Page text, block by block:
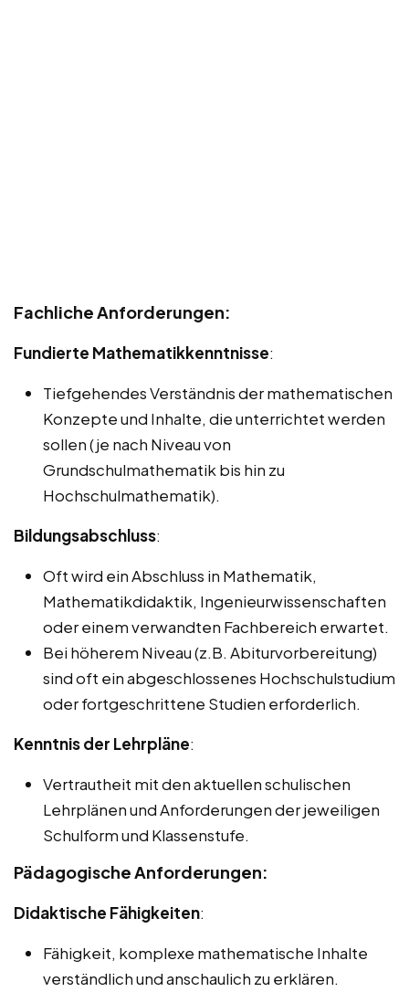
Fachliche Anforderungen:
Fundierte Mathematikkenntnisse:
Tiefgehendes Verständnis der mathematischen
Konzepte und Inhalte, die unterrichtet werden
sollen (je nach Niveau von
Grundschulmathematik bis hin zu
Hochschulmathematik).
Bildungsabschluss:
Oft wird ein Abschluss in Mathematik,
Mathematikdidaktik, Ingenieurwissenschaften
oder einem verwandten Fachbereich erwartet.
Bei höherem Niveau (z.B. Abiturvorbereitung)
sind oft ein abgeschlossenes Hochschulstudium
oder fortgeschrittene Studien erforderlich.
Kenntnis der Lehrpläne:
Vertrautheit mit den aktuellen schulischen
Lehrplänen und Anforderungen der jeweiligen
Schulform und Klassenstufe.
Pädagogische Anforderungen:
Didaktische Fähigkeiten:
Fähigkeit, komplexe mathematische Inhalte
verständlich und anschaulich zu erklären.